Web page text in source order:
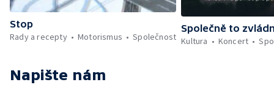
Stop
Rady a recepty
Motorismus Společnost
Společně to
Kultura
Koncert
Napište nám